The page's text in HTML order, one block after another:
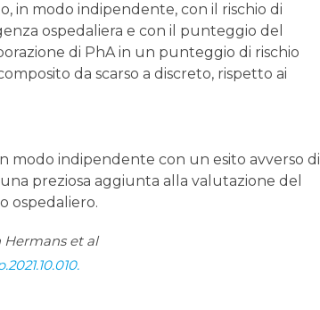
in modo indipendente, con il rischio di
ospedaliera e con il punteggio del
di PhA in un punteggio di rischio
da scarso a discreto, rispetto ai
modo indipendente con un esito avverso di
preziosa aggiunta alla valutazione del
ospedaliero.
Hermans et al